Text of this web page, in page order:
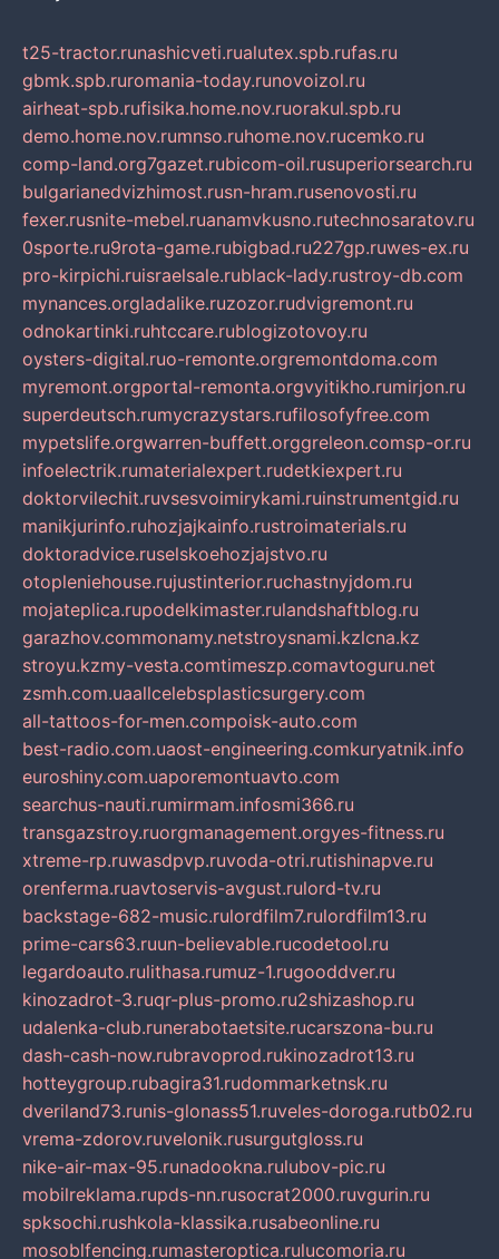
t25-tractor.runashicveti.rualutex.spb.rufas.ru
gbmk.spb.ruromania-today.runovoizol.ru
airheat-spb.rufisika.home.nov.ruorakul.spb.ru
demo.home.nov.rumnso.ruhome.nov.rucemko.ru
comp-land.org7gazet.rubicom-oil.rusuperiorsearch.ru
bulgarianedvizhimost.rusn-hram.rusenovosti.ru
fexer.rusnite-mebel.ruanamvkusno.rutechnosaratov.ru
0sporte.ru9rota-game.rubigbad.ru227gp.ruwes-ex.ru
pro-kirpichi.ruisraelsale.rublack-lady.rustroy-db.com
mynances.orgladalike.ruzozor.rudvigremont.ru
odnokartinki.ruhtccare.rublogizotovoy.ru
oysters-digital.ruo-remonte.orgremontdoma.com
myremont.orgportal-remonta.orgvyitikho.rumirjon.ru
superdeutsch.rumycrazystars.rufilosofyfree.com
mypetslife.orgwarren-buffett.orggreleon.comsp-or.ru
infoelectrik.rumaterialexpert.rudetkiexpert.ru
doktorvilechit.ruvsesvoimirykami.ruinstrumentgid.ru
manikjurinfo.ruhozjajkainfo.rustroimaterials.ru
doktoradvice.ruselskoehozjajstvo.ru
otopleniehouse.rujustinterior.ruchastnyjdom.ru
mojateplica.rupodelkimaster.rulandshaftblog.ru
garazhov.commonamy.netstroysnami.kzlcna.kz
stroyu.kzmy-vesta.comtimeszp.comavtoguru.net
zsmh.com.uaallcelebsplasticsurgery.com
all-tattoos-for-men.compoisk-auto.com
best-radio.com.uaost-engineering.comkuryatnik.info
euroshiny.com.uaporemontuavto.com
searchus-nauti.rumirmam.infosmi366.ru
transgazstroy.ruorgmanagement.orgyes-fitness.ru
xtreme-rp.ruwasdpvp.ruvoda-otri.rutishinapve.ru
orenferma.ruavtoservis-avgust.rulord-tv.ru
backstage-682-music.rulordfilm7.rulordfilm13.ru
prime-cars63.ruun-believable.rucodetool.ru
legardoauto.rulithasa.rumuz-1.rugooddver.ru
kinozadrot-3.ruqr-plus-promo.ru2shizashop.ru
udalenka-club.runerabotaetsite.rucarszona-bu.ru
dash-cash-now.rubravoprod.rukinozadrot13.ru
hotteygroup.rubagira31.rudommarketnsk.ru
dveriland73.runis-glonass51.ruveles-doroga.rutb02.ru
vrema-zdorov.ruvelonik.rusurgutgloss.ru
nike-air-max-95.runadookna.rulubov-pic.ru
mobilreklama.rupds-nn.rusocrat2000.ruvgurin.ru
spksochi.rushkola-klassika.rusabeonline.ru
mosoblfencing.rumasteroptica.rulucomoria.ru